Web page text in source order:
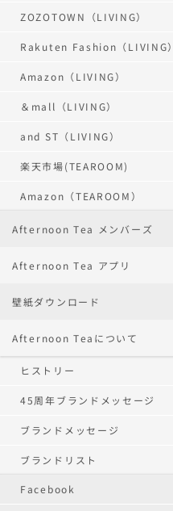
ZOZOTOWN（LIVING）
Rakuten Fashion（LIVING）
Amazon（LIVING）
＆mall（LIVING）
and ST（LIVING）
楽天市場(TEAROOM)
Amazon（TEAROOM）
Afternoon Tea メンバーズ
Afternoon Tea アプリ
壁紙ダウンロード
Afternoon Teaについて
ヒストリー
45周年ブランドメッセージ
ブランドメッセージ
ブランドリスト
Facebook